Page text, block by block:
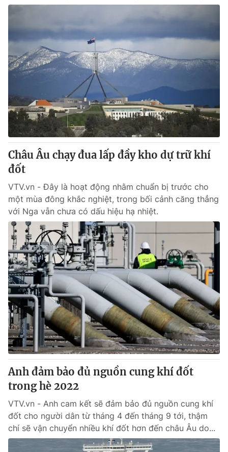
Châu Âu chạy đua lấp đầy kho dự trữ khí
đốt
VTV.vn - Đây là hoạt động nhằm chuẩn bị trước cho
một mùa đông khắc nghiệt, trong bối cảnh căng thẳng
với Nga vẫn chưa có dấu hiệu hạ nhiệt.
Anh đảm bảo đủ nguồn cung khí đốt
trong hè 2022
VTV.vn - Anh cam kết sẽ đảm bảo đủ nguồn cung khí
đốt cho người dân từ tháng 4 đến tháng 9 tới, thậm
chí sẽ vận chuyển nhiều khí đốt hơn đến châu Âu do...